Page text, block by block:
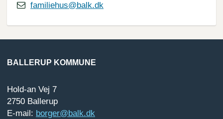
familiehus@balk.dk
BALLERUP KOMMUNE
Hold-an Vej 7
2750 Ballerup
E-mail: borger@balk.dk